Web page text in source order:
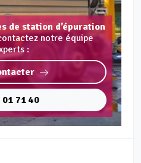
de station d’épuration
notre équipe
:
01 71 40